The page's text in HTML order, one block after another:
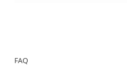
FAQ